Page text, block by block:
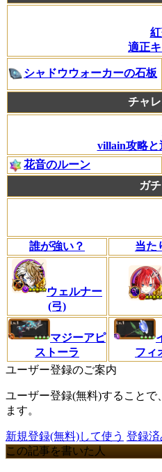
適正
シャドウウォーカーの石板
チャ
villain攻略と
花音のルーン
ガ
誰が強い？
当た
ウェルナー
(弓)
マジーアピ
ストーラ
フィ
ユーザー登録のご案内
ユーザー登録(無料)することで
ます。
新規登録(無料)して使う 登録
この記事を書いた人